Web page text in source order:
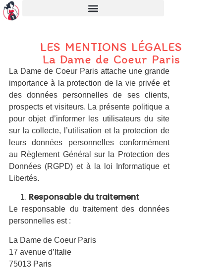
LES MENTIONS LÉGALES
La Dame de Coeur Paris
La Dame de Coeur Paris attache une grande
importance à la protection de la vie privée et
des données personnelles de ses clients,
prospects et visiteurs. La présente politique a
pour objet d’informer les utilisateurs du site
sur la collecte, l’utilisation et la protection de
leurs données personnelles conformément
au Règlement Général sur la Protection des
Données (RGPD) et à la loi Informatique et
Libertés.
Responsable du traitement
Le responsable du traitement des données
personnelles est :
La Dame de Coeur Paris
17 avenue d’Italie
75013 Paris